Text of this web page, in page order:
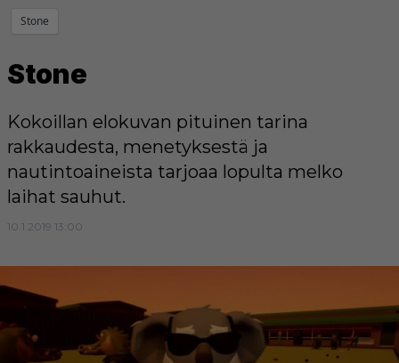
Stone
Stone
Kokoillan elokuvan pituinen tarina
rakkaudesta, menetyksestä ja
nautintoaineista tarjoaa lopulta melko
laihat sauhut.
10.1.2019 13:00